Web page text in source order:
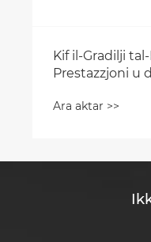
Kif il-Gradilji
Prestazzjoni u
Ara aktar >>